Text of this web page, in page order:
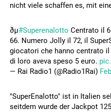
nicht viele schaffen es, mit
ðµ#Superenalotto Centrato il
66. Numero Jolly il 72, il
giocatori che hanno centrato
di loro aveva speso 5 euro.
— Rai Radio1 (@Radio1Rai)
"SuperEnalotto" ist in Italien
seitdem wurde der Jackpot